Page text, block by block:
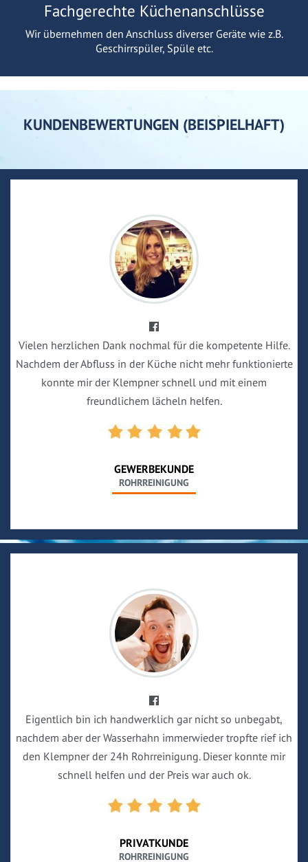
Fachgerechte Küchenanschlüsse
Wir übernehmen den Anschluss diverser Geräte wie z.B.
Geschirrspüler, Spüle etc.
KUNDENBEWERTUNGEN (BEISPIELHAFT)
Vielen herzlichen Dank nochmal für die kompetente Hilfe.
Nachdem der Abfluss in der Küche nicht mehr funktionierte
konnte mir der Klempner schnell und mit einem
freundlichem lächeln helfen.
GEWERBEKUNDE
ROHRREINIGUNG
Eigentlich bin ich handwerklich gar nicht so unbegabt,
nachdem aber der Wasserhahn immerwieder tropfte rief ich
den Klempner der 24h Rohrreinigung. Dieser konnte mir
schnell helfen und der Preis war auch ok.
PRIVATKUNDE
ROHRREINIGUNG